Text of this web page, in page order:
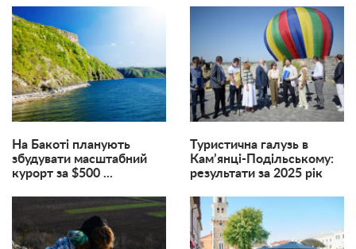
На Бакоті планують
збудувати масштабний
курорт за $500 ...
Туристична галузь в
Кам’янці-Подільському:
результати за 2025 рік